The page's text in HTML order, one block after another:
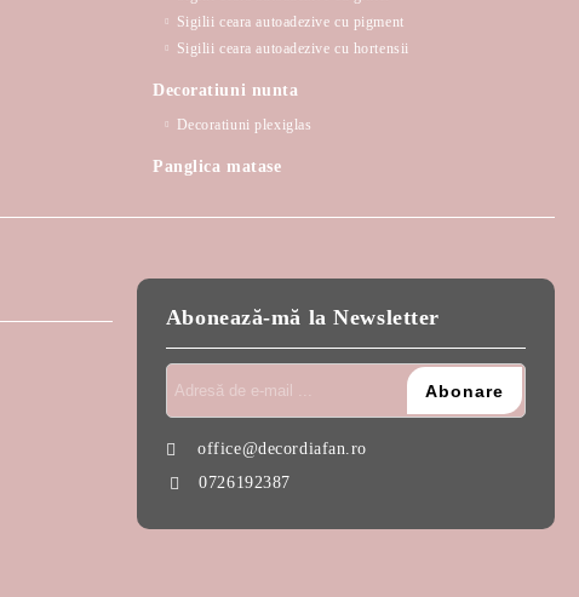
Sigilii ceara autoadezive cu pigment
Sigilii ceara autoadezive cu hortensii
Decoratiuni nunta
Decoratiuni plexiglas
Panglica matase
Abonează-mă la Newsletter
office@decordiafan.ro
0726192387